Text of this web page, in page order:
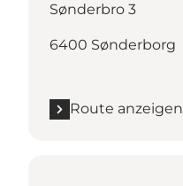
Sønderbro 3
6400 Sønderborg
Route anzeigen